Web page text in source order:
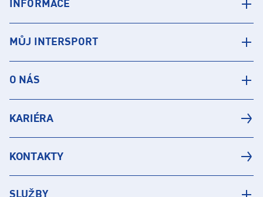
INFORMACE
MŮJ INTERSPORT
O NÁS
KARIÉRA
KONTAKTY
SLUŽBY